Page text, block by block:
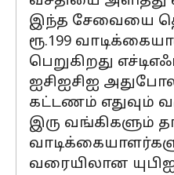
இந்த சேவையை
ரூ.199
பெறுகிறது
ஐசிஐசிஐ
கட்டணம் எதுவும்
இரு வங்கிகளும்
வரையிலான